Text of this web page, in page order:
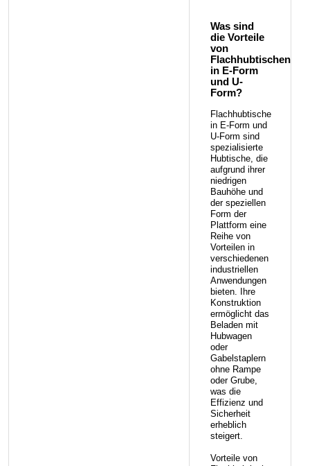
Was sind
die Vorteile
von
Flachhubtischen
in E-Form
und U-
Form?
Flachhubtische
in E-Form und
U-Form sind
spezialisierte
Hubtische, die
aufgrund ihrer
niedrigen
Bauhöhe und
der speziellen
Form der
Plattform eine
Reihe von
Vorteilen in
verschiedenen
industriellen
Anwendungen
bieten. Ihre
Konstruktion
ermöglicht das
Beladen mit
Hubwagen
oder
Gabelstaplern
ohne Rampe
oder Grube,
was die
Effizienz und
Sicherheit
erheblich
steigert.
Vorteile von